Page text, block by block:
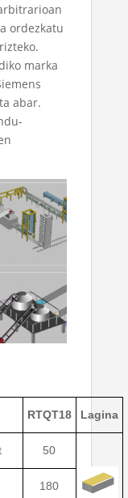
ordezkatu
marka
abar.
RTQT18 Lagina
50
180